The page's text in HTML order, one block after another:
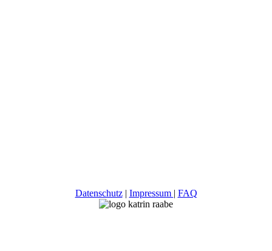
Datenschutz| Impressum | FAQ